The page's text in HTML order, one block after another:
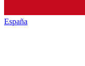
España